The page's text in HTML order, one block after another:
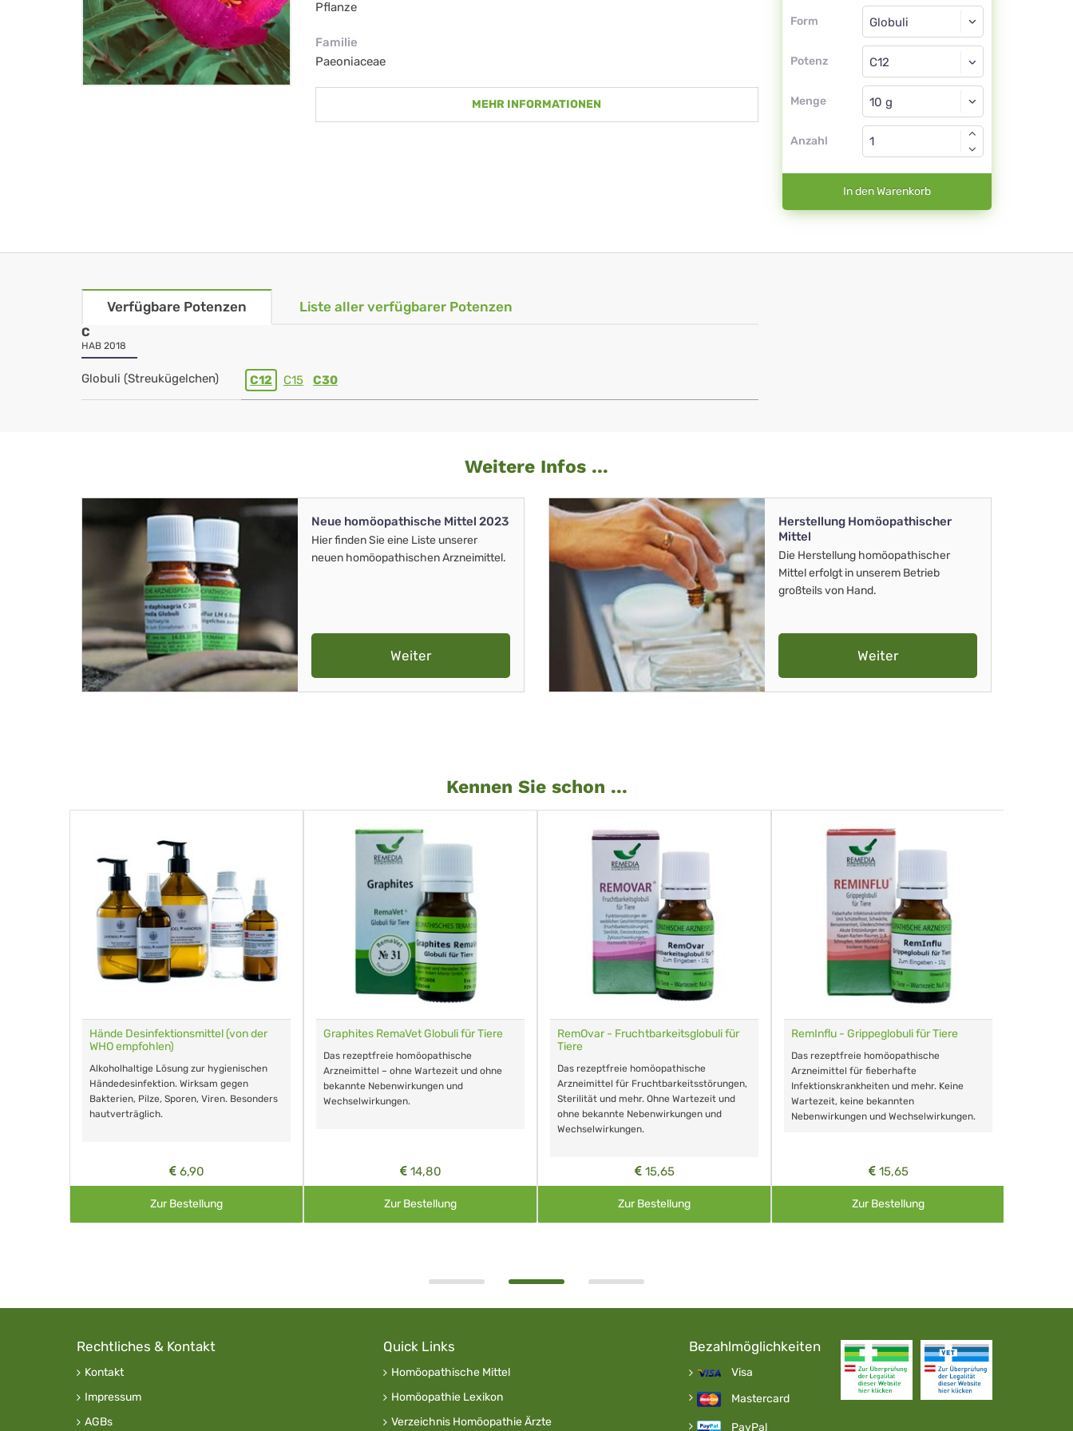
Pflanze
Familie
Paeoniaceae
MEHR INFORMATIONEN
Form
Form
Potenz
Globuli
C12
Menge
Globuli
Anzahl
In den Warenkorb
Verfügbare Potenzen Liste aller verfügbarer Potenzen
C
HAB 2018
Globuli (Streukügelchen) C12 C15 C30
Weitere Infos ...
Neue homöopathische Mittel 2023
Hier finden Sie eine Liste unserer
neuen homöopathischen Arzneimittel.
Weiter
Herstellung Homöopathischer
Mittel
Die Herstellung homöopathischer
Mittel erfolgt in unserem Betrieb
großteils von Hand.
Weiter
Kennen Sie schon ...
Hände Desinfektionsmittel (von der
WHO empfohlen)
Alkoholhaltige Lösung zur hygienischen
Händedesinfektion. Wirksam gegen
Bakterien, Pilze, Sporen, Viren. Besonders
hautverträglich.
6,90
Zur Bestellung
Graphites RemaVet Globuli für Tiere
Das rezeptfreie homöopathische
Arzneimittel – ohne Wartezeit und ohne
bekannte Nebenwirkungen und
Wechselwirkungen.
14,80
Zur Bestellung
RemOvar - Fruchtbarkeitsglobuli für
Tiere
Das rezeptfreie homöopathische
Arzneimittel für Fruchtbarkeitsstörungen,
Sterilität und mehr. Ohne Wartezeit und
ohne bekannte Nebenwirkungen und
Wechselwirkungen.
15,65
Zur Bestellung
RemInflu - Grippeglobuli für Tiere
Das rezeptfreie homöopathische
Arzneimittel für fieberhafte
Infektionskrankheiten und mehr. Keine
Wartezeit, keine bekannten
Nebenwirkungen und Wechselwirkungen.
15,65
Zur Bestellung
Rechtliches & Kontakt
Kontakt
Impressum
AGBs
Quick Links
Homöopathische Mittel
Homöopathie Lexikon
Verzeichnis Homöopathie Ärzte
Bezahlmöglichkeiten
Visa
Mastercard
PayPal